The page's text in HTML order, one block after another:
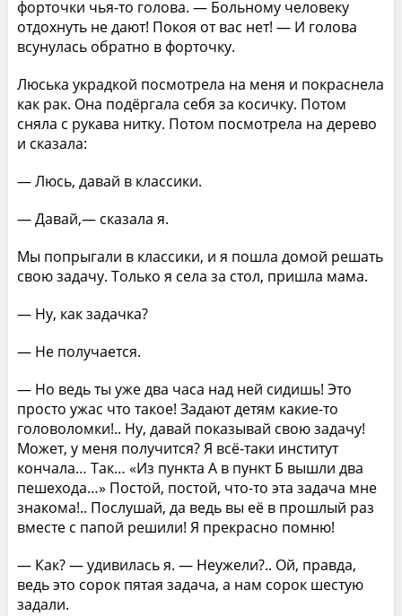
форточки чья-то голова. — Больному человеку
отдохнуть не дают! Покоя от вас нет! — И голова
всунулась обратно в форточку.
Люська украдкой посмотрела на меня и покраснела
как рак. Она подёргала себя за косичку. Потом
сняла с рукава нитку. Потом посмотрела на дерево
и сказала:
— Люсь, давай в классики.
— Давай,— сказала я.
Мы попрыгали в классики, и я пошла домой решать
свою задачу. Только я села за стол, пришла мама.
— Ну, как задачка?
— Не получается.
— Но ведь ты уже два часа над ней сидишь! Это
просто ужас что такое! Задают детям какие-то
головоломки!.. Ну, давай показывай свою задачу!
Может, у меня получится? Я всё-таки институт
кончала… Так… «Из пункта А в пункт Б вышли два
пешехода…» Постой, постой, что-то эта задача мне
знакома!.. Послушай, да ведь вы её в прошлый раз
вместе с папой решили! Я прекрасно помню!
— Как? — удивилась я. — Неужели?.. Ой, правда,
ведь это сорок пятая задача, а нам сорок шестую
задали.